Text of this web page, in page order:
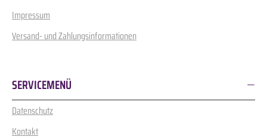
Impressum
Versand- und Zahlungsinformationen
SERVICEMENÜ
Datenschutz
Kontakt